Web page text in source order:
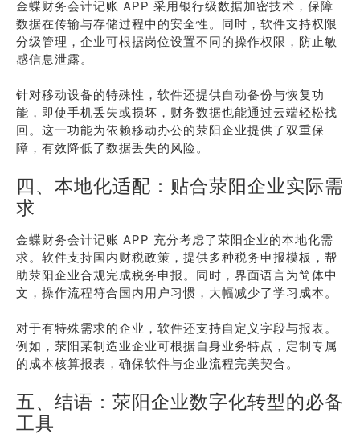
金蝶财务会计记账 APP 采用银行级数据加密技术，保障
数据在传输与存储过程中的安全性。同时，软件支持权限
分级管理，企业可根据岗位设置不同的操作权限，防止敏
感信息泄露。
针对移动设备的特殊性，软件还提供自动备份与恢复功
能，即使手机丢失或损坏，财务数据也能通过云端轻松找
回。这一功能为依赖移动办公的荥阳企业提供了双重保
障，有效降低了数据丢失的风险。
四、本地化适配：贴合荥阳企业实际需
求
金蝶财务会计记账 APP 充分考虑了荥阳企业的本地化需
求。软件支持国内财税政策，提供多种税务申报模板，帮
助荥阳企业合规完成税务申报。同时，界面语言为简体中
文，操作流程符合国内用户习惯，大幅减少了学习成本。
对于有特殊需求的企业，软件还支持自定义字段与报表。
例如，荥阳某制造业企业可根据自身业务特点，定制专属
的成本核算报表，确保软件与企业流程完美契合。
五、结语：荥阳企业数字化转型的必备
工具